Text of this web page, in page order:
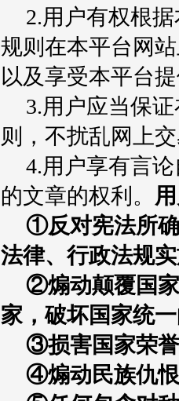
2.用户有权根
规则在本平台网
以及享受本平台
3.用户应当保
则，不扰乱网上
4.用户享有言
的文章的权利。
①反对宪法所
法律、行政法规
②煽动颠覆国
家，破坏国家统
③损害国家荣
④煽动民族仇